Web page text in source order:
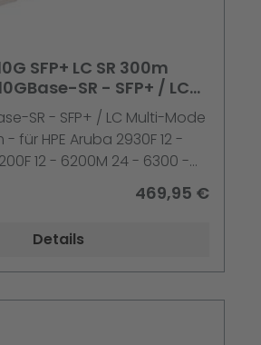
SFP+ LC SR 300m
SR - SFP+ / LC
bis zSR - SFP+ / LC Multi-Mode
für HPE Aruba 2930F 12 -
12 - 6200M 24 - 6300 -
96 - 64XX; CX 8360469,95 €
Details